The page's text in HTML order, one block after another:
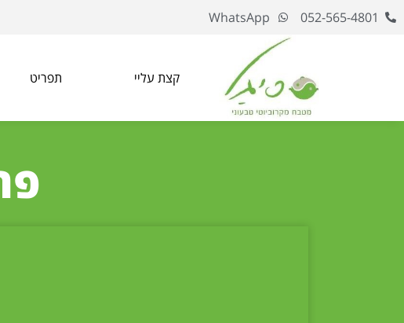
052-565-4801
WhatsApp
קצת עליי תפריט